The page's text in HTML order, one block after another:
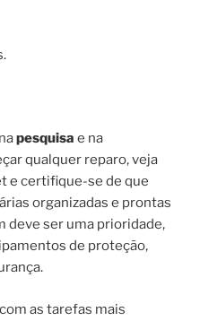
pesquisa e na
qualquer reparo, veja
e certifique-se de que
organizadas e prontas
deve ser uma prioridade,
de proteção,
as tarefas mais